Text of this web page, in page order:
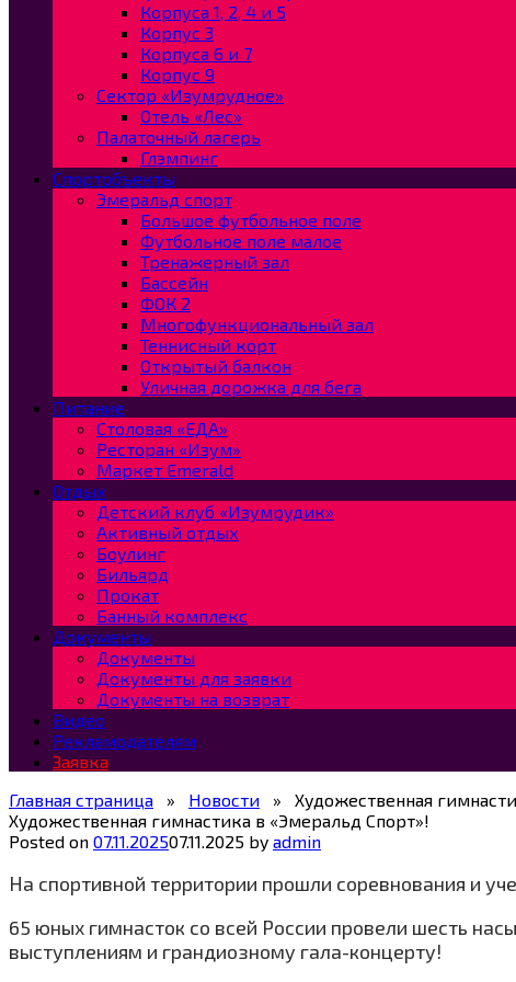
Корпуса 1, 2, 4 и 5
Корпус 3
Корпуса 6 и 7
Корпус 9
Сектор «Изумрудное»
Отель «Лес»
Палаточный лагерь
Глэмпинг
Спортобъекты
Эмеральд спорт
Большое футбольное поле
Футбольное поле малое
Тренажерный зал
Бассейн
ФОК 2
Многофункциональный зал
Теннисный корт
Открытый балкон
Уличная дорожка для бега
Питание
Столовая «ЕДА»
Ресторан «Изум»
Маркет Emerald
Отдых
Детский клуб «Изумрудик»
Активный отдых
Боулинг
Бильярд
Прокат
Банный комплекс
Документы
Документы
Документы для заявки
Документы на возврат
Видео
Рекламодателям
Заявка
Главная страница » Новости » Художественная
Художественная гимнастика в «Эмеральд Спорт»!
Posted on 07.11.202507.11.2025 by admin
На спортивной территории прошли соревнования и
65 юных гимнасток со всей России провели шесть
выступлениям и грандиозному гала-концерту!